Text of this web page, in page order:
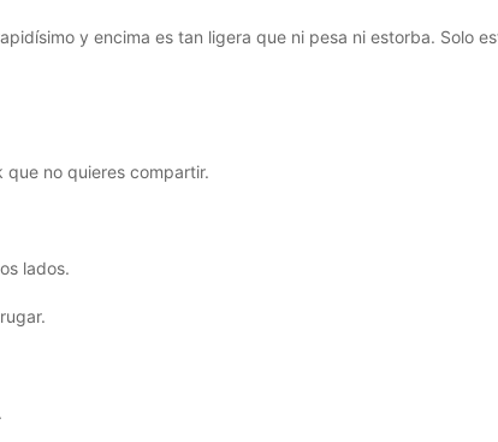
y encima es tan ligera que ni pesa ni estorba. Solo
que no quieres compartir.
lados.